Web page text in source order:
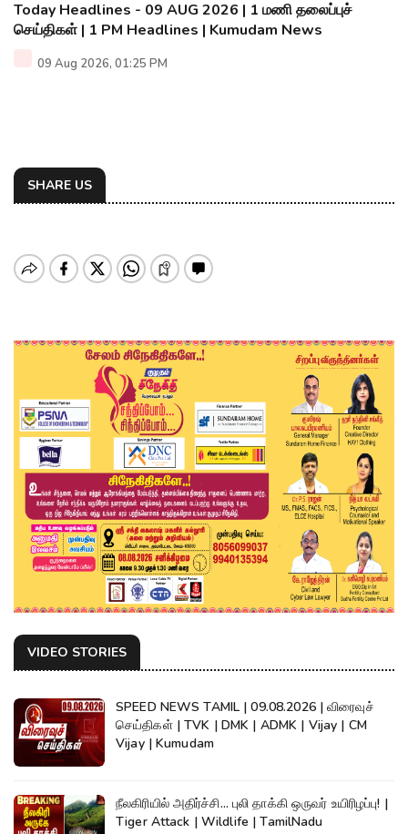
Today Headlines - 09 AUG 2026 | 1 மணி தலைப்புச்
செய்திகள் | 1 PM Headlines | Kumudam News
09 Aug 2026, 01:25 PM
SHARE US
VIDEO STORIES
SPEED NEWS TAMIL | 09.08.2026 | விரைவுச்
செய்திகள் | TVK | DMK | ADMK | Vijay | CM
Vijay | Kumudam
நீலகிரியில் அதிர்ச்சி... புலி தாக்கி ஒருவர் உயிரிழப்பு! |
Tiger Attack | Wildlife | TamilNadu